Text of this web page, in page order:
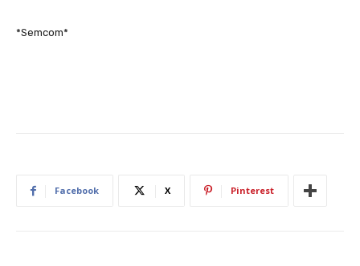
*Semcom*
Facebook X Pinterest